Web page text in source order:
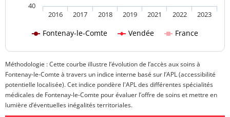
Fontenay-le-Comte Vendée France
2016 2017 2018 2019 2021 2022 2023
40
Méthodologie : Cette courbe illustre l’évolution de l’accès aux soins à
Fontenay-le-Comte à travers un indice interne basé sur l’APL (accessibilité
potentielle localisée). Cet indice pondère l'APL des différentes spécialités
médicales de Fontenay-le-Comte pour évaluer l’offre de soins et mettre en
lumière d’éventuelles inégalités territoriales.